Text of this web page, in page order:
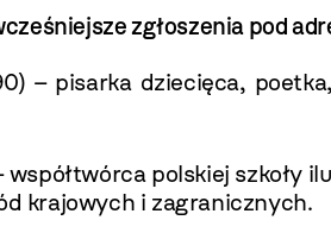
zgłoszenia pod
– pisarka dziecięca,
współtwórca polskiej szkoły
krajowych i zagranicznych.